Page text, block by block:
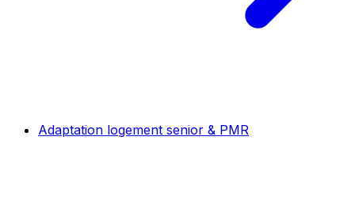
Adaptation logement senior & PMR